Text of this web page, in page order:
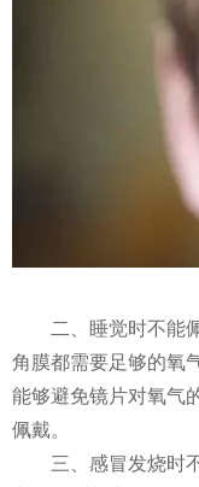
二、睡觉时不能
角膜都需要足够的氧
能够避免镜片对氧气
佩戴。
三、感冒发烧时